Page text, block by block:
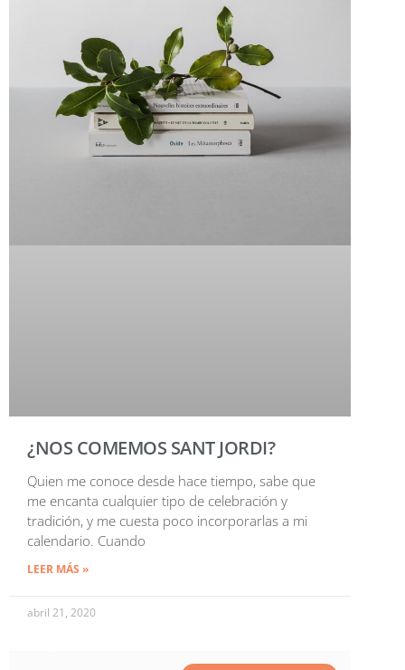
¿NOS COMEMOS SANT JORDI?
Quien me conoce desde hace tiempo, sabe que
me encanta cualquier tipo de celebración y
tradición, y me cuesta poco incorporarlas a mi
calendario. Cuando
LEER MÁS »
abril 21, 2020